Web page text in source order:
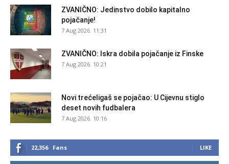
ZVANIČNO: Jedinstvo dobilo kapitalno
pojačanje!
7 Aug 2026. 11:31
ZVANIČNO: Iskra dobila pojačanje iz Finske
7 Aug 2026. 10:21
Novi trećeligaš se pojačao: U Cijevnu stiglo
deset novih fudbalera
7 Aug 2026. 10:16
22,356 Fans LIKE